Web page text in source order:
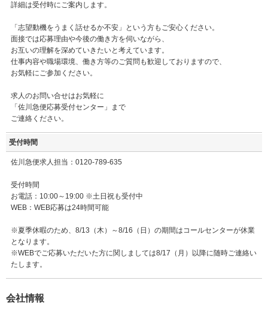
詳細は受付時にご案内します。
「志望動機をうまく話せるか不安」という方もご安心ください。
面接では応募理由や今後の働き方を伺いながら、
お互いの理解を深めていきたいと考えています。
仕事内容や職場環境、働き方等のご質問も歓迎しておりますので、
お気軽にご参加ください。
求人のお問い合せはお気軽に
「佐川急便応募受付センター」まで
ご連絡ください。
受付時間
佐川急便求人担当：0120-789-635
受付時間
お電話：10:00～19:00 ※土日祝も受付中
WEB：WEB応募は24時間可能
※夏季休暇のため、8/13（木）～8/16（日）の期間はコールセンターが休業
となります。
※WEBでご応募いただいた方に関しましては8/17（月）以降に随時ご連絡い
たします。
会社情報